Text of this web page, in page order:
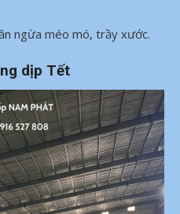
ngừa méo mó, trầy xước.
dịp Tết